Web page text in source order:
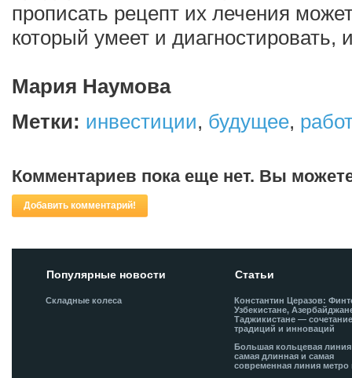
прописать рецепт их лечения
который умеет и диагностировать,
Мария Наумова
Метки: инвестиции, будущее,
Комментариев пока еще нет. Вы
Добавить комментарий!
Популярные новости
Складные колеса
Статьи
Константин Церазов:
Узбекистане,
Таджикистане —
традиций и инноваций
Большая кольцевая
самая длинная и самая
современная линия метро